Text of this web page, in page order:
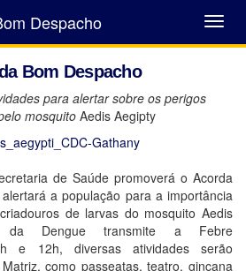
Abrir
Menu
Despacho
Bom Despacho
para alertar sobre os perigos
mosquitoAedis Aegipty
de Saúde promoverá o Acorda
a população para a importância
de larvas do mosquito Aedis
da Dengue transmite a Febre
e 12h, diversas atividades serão
como passeatas, teatro, gincana